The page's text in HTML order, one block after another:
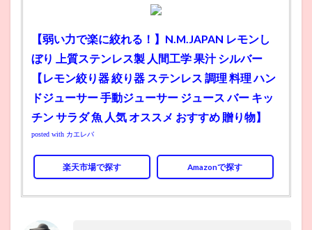
【弱い力で楽に絞れる！】N.M.JAPAN レモンし
ぼり 上質ステンレス製 人間工学 果汁 シルバー
【レモン絞り器 絞り器 ステンレス 調理 料理 ハン
ドジューサー 手動ジューサー ジュース バー キッ
チン サラダ 魚 人気 オススメ おすすめ 贈り物】
posted with カエレバ
楽天市場で探す Amazonで探す